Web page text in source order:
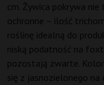
cm. Żywica pokrywa
ochronne – ilość
roślinę idealną do
niską podatność na
pozostają zwarte.
się z jasnozielonego